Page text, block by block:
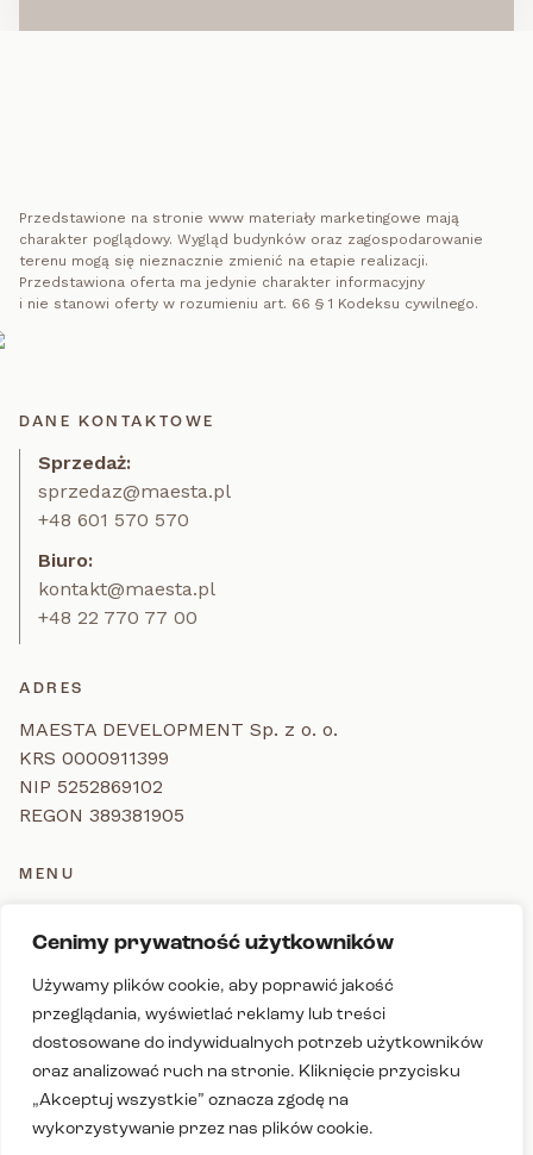
Cenimy prywatność użytkowników
Używamy plików cookie, aby poprawić jakość
przeglądania, wyświetlać reklamy lub treści
dostosowane do indywidualnych potrzeb użytkowników
oraz analizować ruch na stronie. Kliknięcie przycisku
„Akceptuj wszystkie” oznacza zgodę na
wykorzystywanie przez nas plików cookie.
Przedstawione na stronie www materiały marketingowe mają
charakter poglądowy. Wygląd budynków oraz zagospodarowanie
terenu mogą się nieznacznie zmienić na etapie realizacji.
Przedstawiona oferta ma jedynie charakter informacyjny
i nie stanowi oferty w rozumieniu art. 66 § 1 Kodeksu cywilnego.
DANE KONTAKTOWE
Sprzedaż:
sprzedaz@maesta.pl
+48 601 570 570
Biuro:
kontakt@maesta.pl
+48 22 770 77 00
ADRES
MAESTA DEVELOPMENT Sp. z o. o.
KRS 0000911399
NIP 5252869102
REGON 389381905
MENU
Dziennik Budowy - Kołodzieja Residence
Deweloper
Zakupimy grunty
Kontakt
Pobierz katalog